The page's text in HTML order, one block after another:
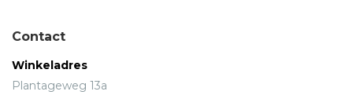
Contact
Winkeladres
Plantageweg 13a